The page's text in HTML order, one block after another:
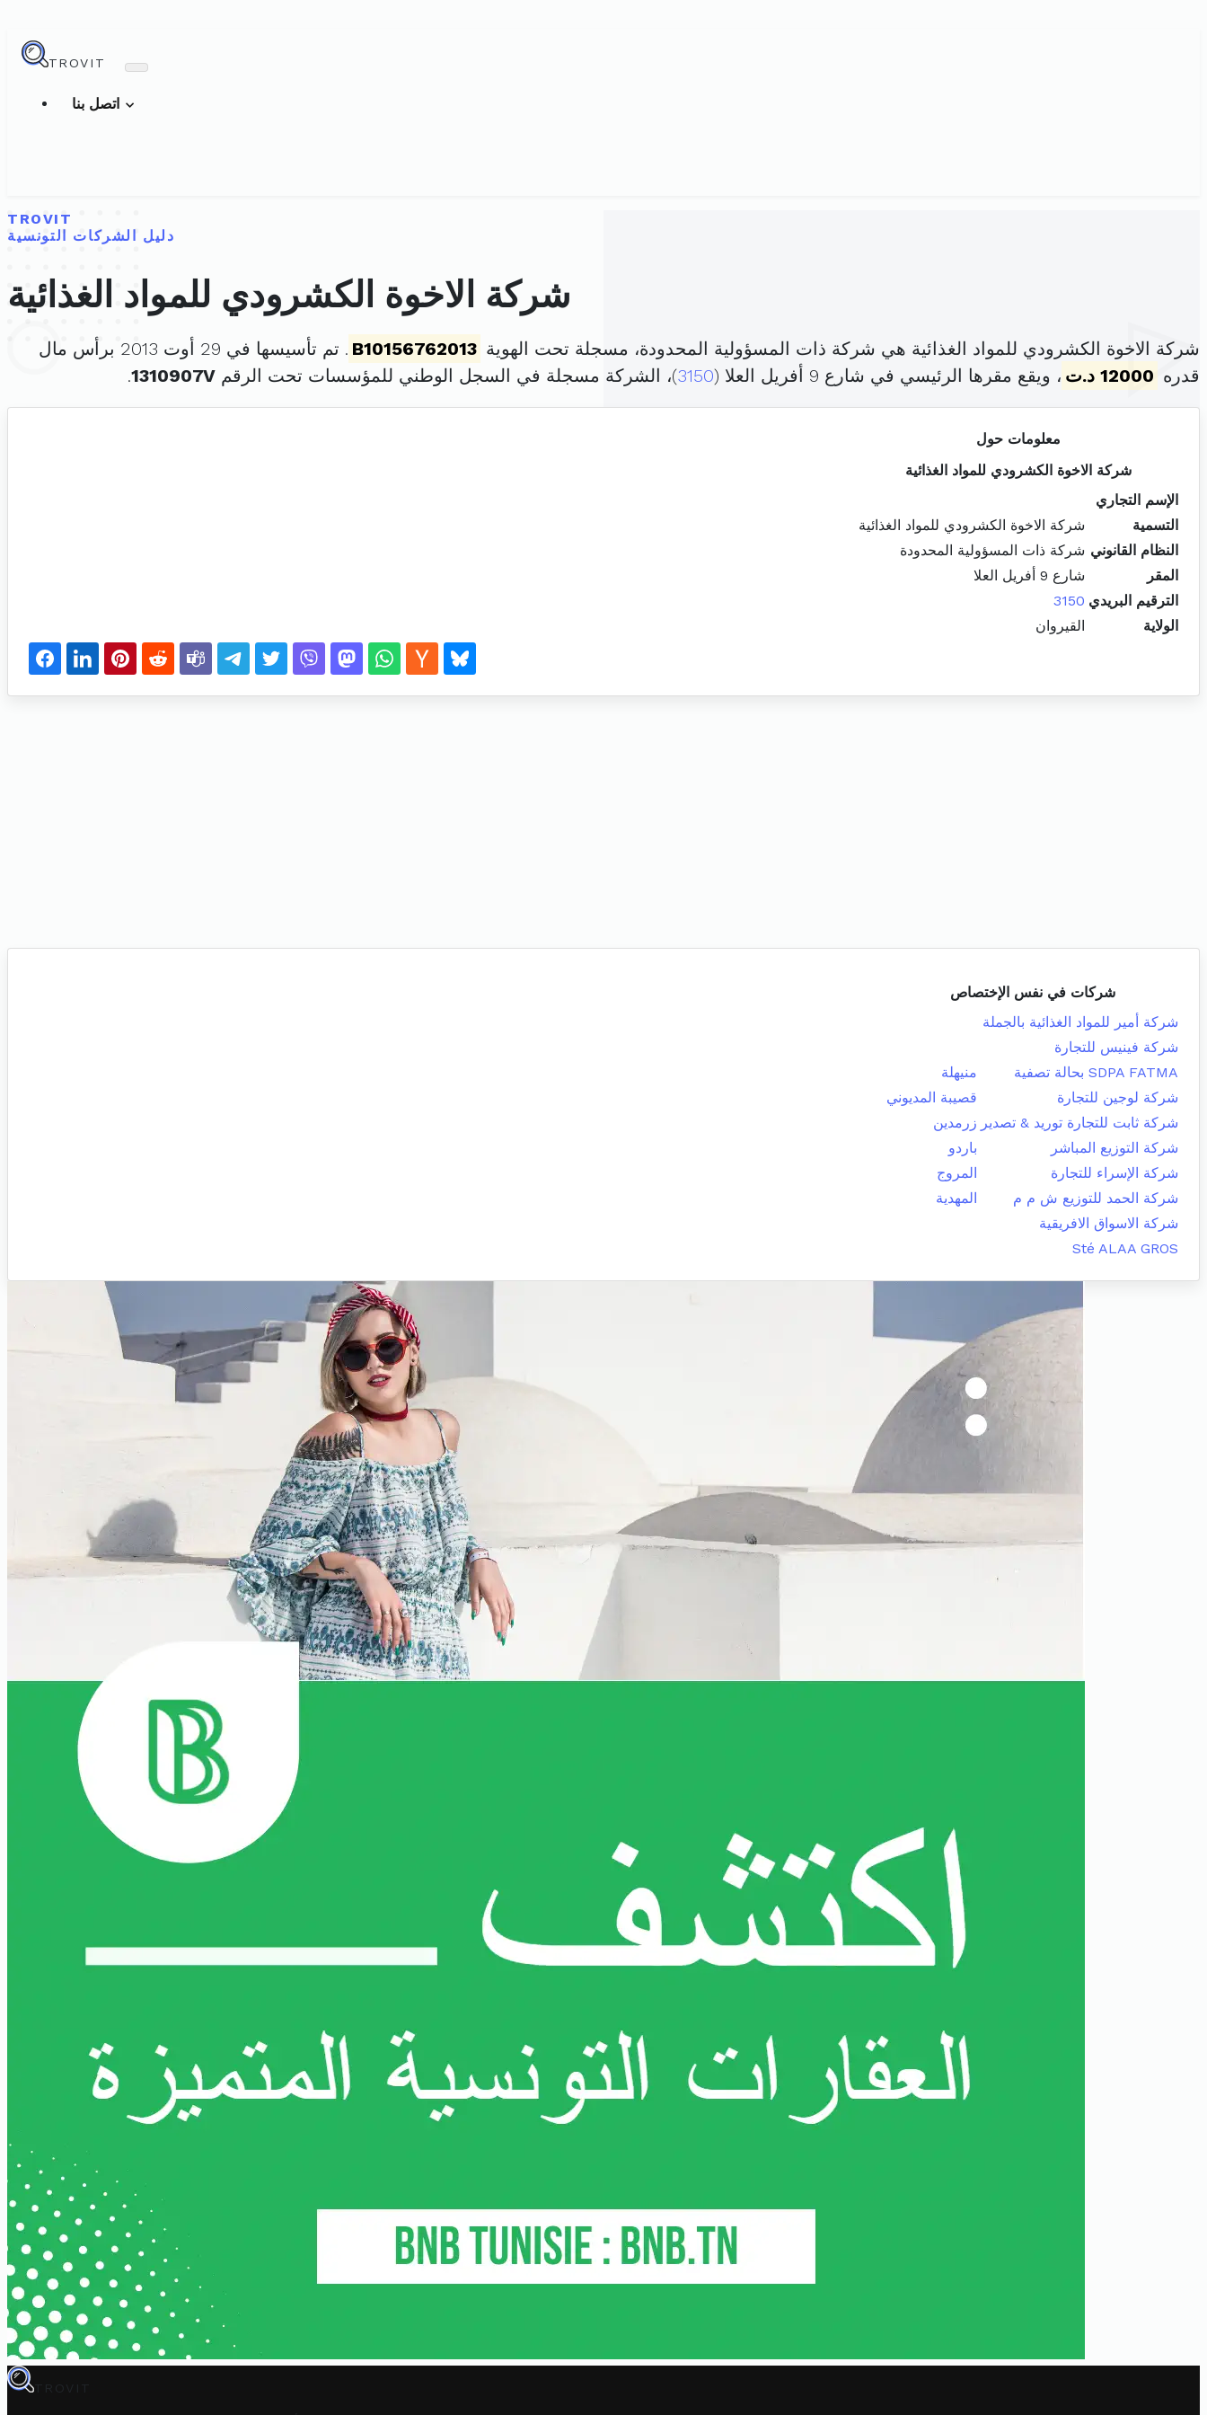
TROVIT
TROVIT
دليل الشركات التونسية
شركة الاخوة الكشرودي للمواد الغذائية
شركة الاخوة الكشرودي للمواد الغذائية هي شركة ذات المسؤولية المحدودة، مسجلة تحت الهوية B10156762013
. تم تأسيسها في 29 أوت 2013 برأس مال
قدره 12000 د.ت ، ويقع مقرها الرئيسي في شارع 9 أفريل العلا ( 3150)، الشركة مسجلة في السجل الوطني للمؤسسات تحت الرقم 1310907V
.
معلومات حول
شركة الاخوة الكشرودي للمواد الغذائية
الإسم التجاري
التسمية
شركة الاخوة الكشرودي للمواد الغذائية
النظام القانوني شركة ذات المسؤولية المحدودة
المقر
شارع 9 أفريل العلا
الترقيم البريدي 3150
الولاية
القيروان
شركات في نفس الإختصاص
شركة أمير للمواد الغذائية بالجملة
شركة فينيس للتجارة
SDPA FATMA بحالة تصفية
منيهلة
شركة لوجين للتجارة
قصيبة المديوني
شركة ثابت للتجارة توريد & تصدير زرمدين
شركة التوزيع المباشر
باردو
شركة الإسراء للتجارة
المروج
شركة الحمد للتوزيع ش م م
المهدية
شركة الاسواق الافريقية
Sté ALAA GROS
TROVIT